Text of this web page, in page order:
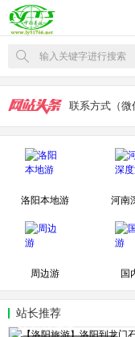
输入关键字进行搜索
联系方式（微
洛阳本地游 河南
周边游 国
站长推荐
27305人关注